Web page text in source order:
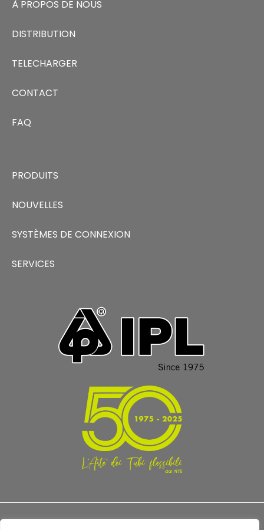
À PROPOS DE NOUS
DISTRIBUTION
TELECHARGER
CONTACT
FAQ
PRODUITS
NOUVELLES
SYSTÈMES DE CONNEXION
SERVICES